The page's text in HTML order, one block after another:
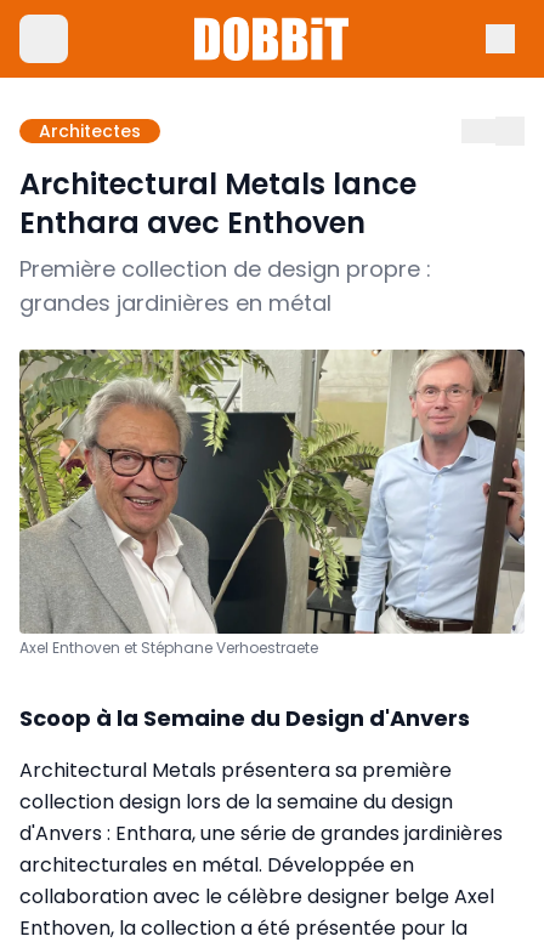
Architectes
Architectural Metals lance
Enthara avec Enthoven
Première collection de design propre :
grandes jardinières en métal
Axel Enthoven et Stéphane Verhoestraete
Scoop à la Semaine du Design d'Anvers
Architectural Metals présentera sa première
collection design lors de la semaine du design
d'Anvers : Enthara, une série de grandes jardinières
architecturales en métal. Développée en
collaboration avec le célèbre designer belge Axel
Enthoven, la collection a été présentée pour la